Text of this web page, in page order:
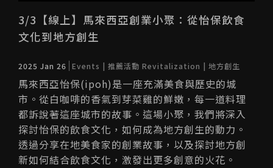
3/3【線上】馬來西亞創業小聚：從怡保飲食
文化到地方創生
2025 Jan 26 Events | 推薦活動 Revitalization | 地方創生
馬來西亞怡保(ipoh)是一座充滿美食與歷史的城
市。從白咖啡的香氣到芽菜雞的鮮嫩，每一道料理
都訴說著這座城市的故事。這場小聚，我們將深入
探討怡保的飲食文化，如何成為地方創生的動力。
透過分享在地美食家的創業故事，以及探討地方創
新如何結合飲食文化，激發出更多創意的火花。